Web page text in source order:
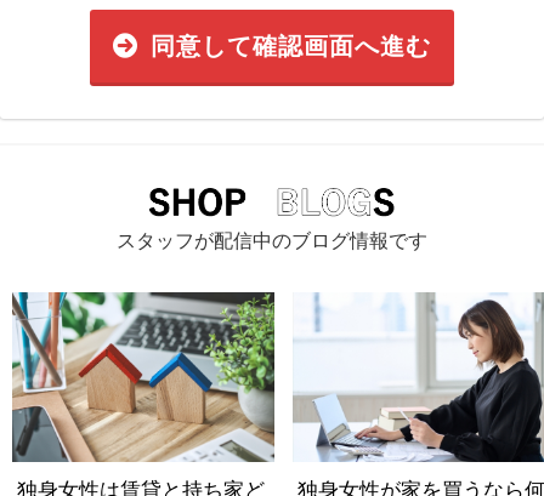
同意して確認画面へ進む
スタッフが配信中のブログ情報です